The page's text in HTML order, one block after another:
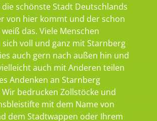
schönste Stadt Deutschlands
von hier kommt und der schon
das. Viele Menschen
voll und ganz mit Starnberg
auch gern nach außen hin und
auch mit Anderen teilen
Andenken an Starnberg
bedrucken Zollstöcke und
mit dem Name von
dem Stadtwappen oder Ihrem